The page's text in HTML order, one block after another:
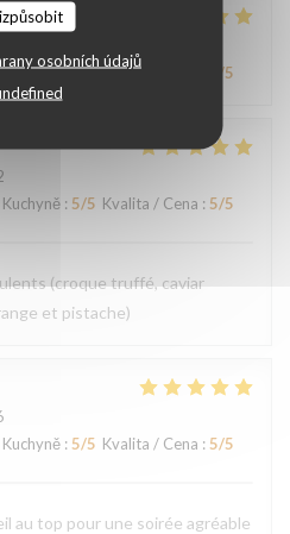
osobních údajů
Kuchyně:5/5 Kvalita / Cena /5
Kuchyně : 5/5 Kvalita / Cena : 5/5
(croque truffé, caviar
et pistache)
Kuchyně : 5/5 Kvalita / Cena : 5/5
au top pour une soirée agréable